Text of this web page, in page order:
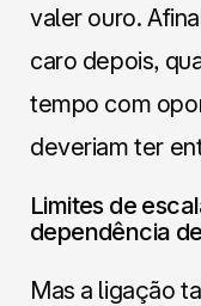
valer ouro.
caro depois,
tempo com
deveriam ter
Limites de
dependência
Mas a ligação